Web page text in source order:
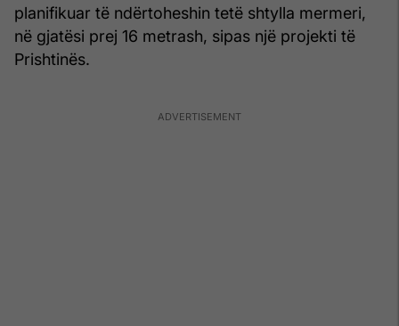
planifikuar të ndërtoheshin tetë shtylla mermeri,
në gjatësi prej 16 metrash, sipas një projekti të
Prishtinës.